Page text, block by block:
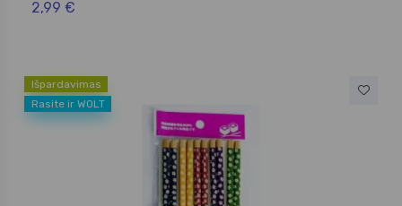
2,99 €
Išpardavimas
Rasite ir WOLT